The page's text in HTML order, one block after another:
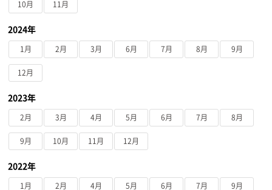
10月 11月
2024年
1月 2月 3月 6月 7月 8月 9月
12月
2023年
2月 3月 4月 5月 6月 7月 8月
9月 10月 11月 12月
2022年
1月 2月 4月 5月 6月 7月 9月